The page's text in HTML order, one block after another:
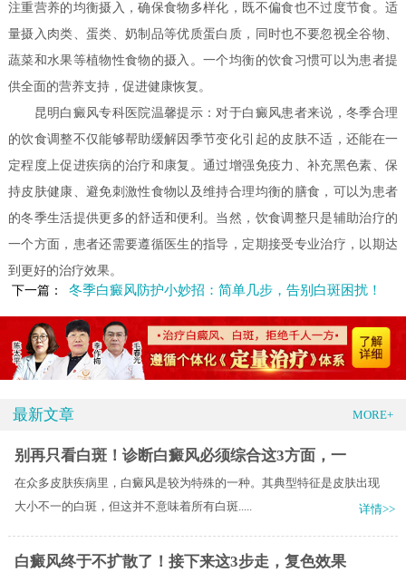
注重营养的均衡摄入，确保食物多样化，既不偏食也不过度节食。适
量摄入肉类、蛋类、奶制品等优质蛋白质，同时也不要忽视全谷物、
蔬菜和水果等植物性食物的摄入。一个均衡的饮食习惯可以为患者提
供全面的营养支持，促进健康恢复。
昆明白癜风专科医院温馨提示：对于白癜风患者来说，冬季合理
的饮食调整不仅能够帮助缓解因季节变化引起的皮肤不适，还能在一
定程度上促进疾病的治疗和康复。通过增强免疫力、补充黑色素、保
持皮肤健康、避免刺激性食物以及维持合理均衡的膳食，可以为患者
的冬季生活提供更多的舒适和便利。当然，饮食调整只是辅助治疗的
一个方面，患者还需要遵循医生的指导，定期接受专业治疗，以期达
到更好的治疗效果。
下一篇：
冬季白癜风防护小妙招：简单几步，告别白斑困扰！
最新文章 MORE+
别再只看白斑！诊断白癜风必须综合这3方面，一
在众多皮肤疾病里，白癜风是较为特殊的一种。其典型特征是皮肤出现
大小不一的白斑，但这并不意味着所有白斑.....
详情>>
白癜风终于不扩散了！接下来这3步走，复色效果